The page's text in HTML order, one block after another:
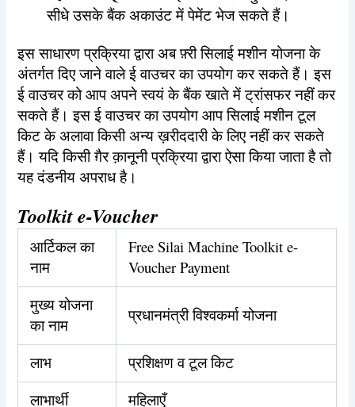
सीधे उसके बैंक अकाउंट में पेमेंट भेज सकते हैं।
इस साधारण प्रक्रिया द्वारा अब फ़्री सिलाई मशीन योजना के
अंतर्गत दिए जाने वाले ई वाउचर का उपयोग कर सकते हैं। इस
ई वाउचर को आप अपने स्वयं के बैंक खाते में ट्रांसफर नहीं कर
सकते हैं। इस ई वाउचर का उपयोग आप सिलाई मशीन टूल
किट के अलावा किसी अन्य ख़रीददारी के लिए नहीं कर सकते
हैं। यदि किसी ग़ैर क़ानूनी प्रक्रिया द्वारा ऐसा किया जाता है तो
यह दंडनीय अपराध है।
Toolkit e-Voucher
आर्टिकल का
नाम
Free Silai Machine Toolkit e-
Voucher Payment
मुख्य योजना
का नाम
प्रधानमंत्री विश्वकर्मा योजना
लाभ
प्रशिक्षण व टूल किट
लाभार्थी
महिलाएँ